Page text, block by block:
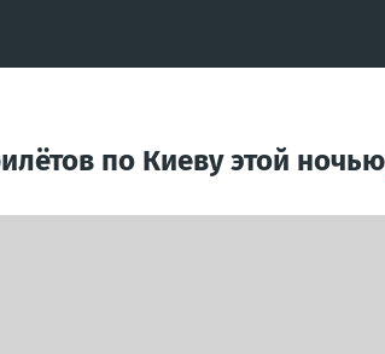
по Киеву этой ночью